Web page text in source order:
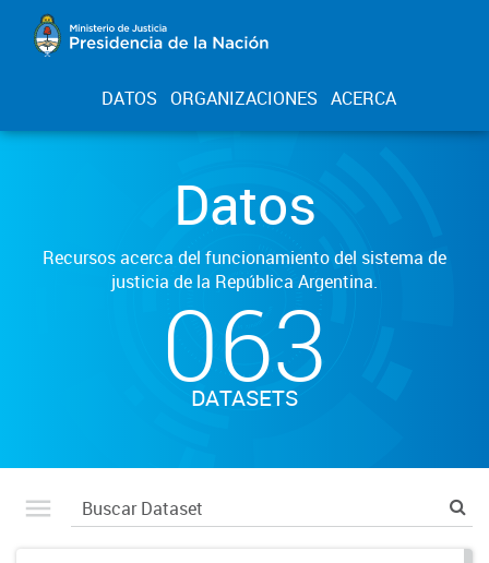
DATOS ORGANIZACIONES ACERCA
Datos
Recursos acerca del funcionamiento del sistema de
justicia de la República Argentina.
063
DATASETS